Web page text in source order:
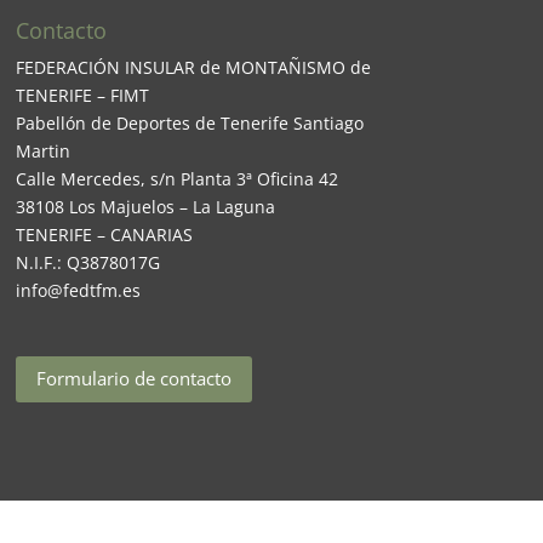
Contacto
FEDERACIÓN INSULAR de MONTAÑISMO de
TENERIFE – FIMT
Pabellón de Deportes de Tenerife Santiago
Martin
Calle Mercedes, s/n Planta 3ª Oficina 42
38108 Los Majuelos – La Laguna
TENERIFE – CANARIAS
N.I.F.: Q3878017G
info@fedtfm.es
Formulario de contacto